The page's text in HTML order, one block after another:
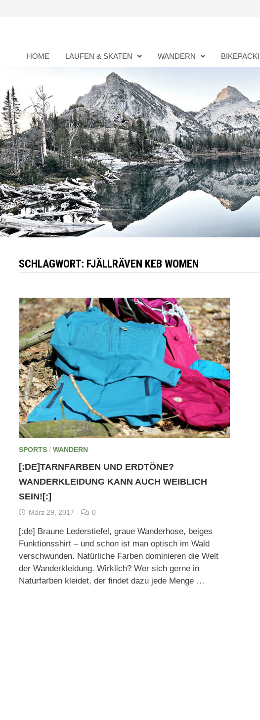
HOME LAUFEN & SKATEN WANDERN
SCHLAGWORT: FJÄLLRÄVEN KEB WOMEN
SPORTS /WANDERN
[:DE]TARNFARBEN UND ERDTÖNE?
WANDERKLEIDUNG KANN AUCH WEIBLICH
SEIN![:]
März 29, 2017 0
[:de] Braune Lederstiefel, graue Wanderhose, beiges
Funktionsshirt – und schon ist man optisch im Wald
verschwunden. Natürliche Farben dominieren die Welt
der Wanderkleidung. Wirklich? Wer sich gerne in
Naturfarben kleidet, der findet dazu jede Menge …